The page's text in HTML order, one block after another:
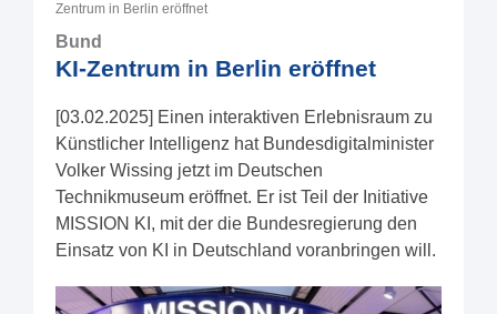
Zentrum in Berlin eröffnet
Bund
KI-Zentrum in Berlin eröffnet
[03.02.2025] Einen interaktiven Erlebnisraum zu
Künstlicher Intelligenz hat Bundesdigitalminister
Volker Wissing jetzt im Deutschen
Technikmuseum eröffnet. Er ist Teil der Initiative
MISSION KI, mit der die Bundesregierung den
Einsatz von KI in Deutschland voranbringen will.